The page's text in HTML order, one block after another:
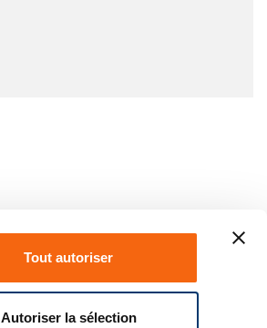
Tout autoriser
Autoriser la sélection